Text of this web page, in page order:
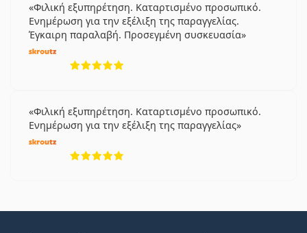
Φιλική εξυπηρέτηση. Καταρτισμένο προσωπικό.
Ενημέρωση για την εξέλιξη της παραγγελίας.
Έγκαιρη παραλαβή. Προσεγμένη συσκευασία
Φιλική εξυπηρέτηση. Καταρτισμένο προσωπικό.
Ενημέρωση για την εξέλιξη της παραγγελίας